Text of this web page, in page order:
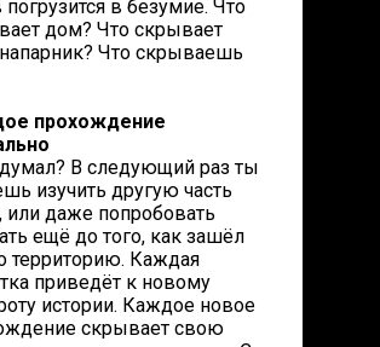
погрузится в безумие. Что
дом? Что скрывает
Что скрываешь
прохождение
В следующий раз ты
изучить другую часть
или даже попробовать
ещё до того, как зашёл
территорию. Каждая
приведёт к новому
истории. Каждое новое
скрывает свою